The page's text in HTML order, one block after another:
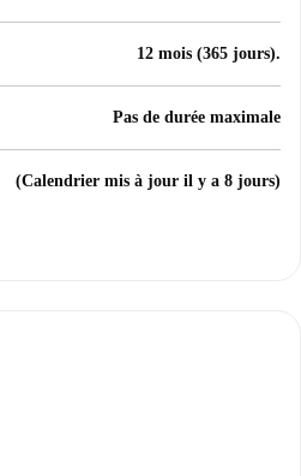
12 mois (365 jours).
Pas de durée maximale
(Calendrier mis à jour il y a 8 jours)